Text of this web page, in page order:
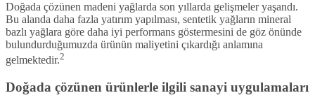
Doğada çözünen madeni yağlarda son yıllarda gelişmeler yaşandı.
Bu alanda daha fazla yatırım yapılması, sentetik yağların mineral
bazlı yağlara göre daha iyi performans göstermesini de göz önünde
bulundurduğumuzda ürünün maliyetini çıkardığı anlamına
gelmektedir.2
Doğada çözünen ürünlerle ilgili sanayi uygulamaları